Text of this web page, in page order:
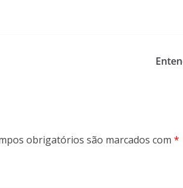
obrigatórios são marcados com *